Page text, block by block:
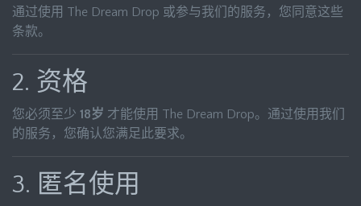
通过使用 The Dream Drop 或参与我们的服务，您同意这些
条款。
2. 资格
您必须至少 18岁 才能使用 The Dream Drop。通过使用我们
的服务，您确认您满足此要求。
3. 匿名使用